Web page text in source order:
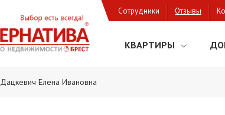
Сотрудники Отзывы
КВАРТИРЫ
Дацкевич Елена Ивановна